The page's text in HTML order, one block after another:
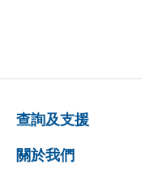
查詢及支援
關於我們